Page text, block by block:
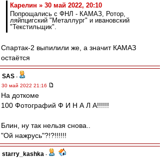
Карелин » 30 май 2022, 20:10
Попрощались с ФНЛ - КАМАЗ, Ротор,
ляйпцигский "Металлург" и ивановский
"Текстильщик".
Спартак-2 выпилили же, а значит КАМАЗ
остаётся
SAS -
30 май 2022 21:16
На доткоме
100 Фотографий Ф И Н А Л А!!!!!!
Блин, ну так нельзя снова..
"Ой нажрусь"?!?!!!!!!
starry_kashka -